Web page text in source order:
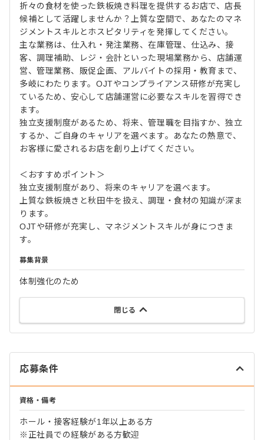
折々の食材を使った鉄板焼き料理を提供するお店で、店長
候補として活躍しませんか？上質な空間で、あなたのマネ
ジメントスキルとホスピタリティを発揮してください。
主な業務は、仕入れ・発注業務、在庫管理、仕込み、接
客、調理補助、レジ・会計といった現場業務から、店舗運
営、管理業務、販促企画、アルバイトの採用・教育まで、
多岐にわたります。OJTやコンプライアンス研修が充実し
ているため、安心して店舗運営に必要なスキルを習得でき
ます。
独立支援制度があるため、将来、管理職を目指すか、独立
するか、ご自身のキャリアを選べます。あなたの熱意で、
お客様に愛されるお店を創り上げてください。
＜おすすめポイント＞
独立支援制度があり、将来のキャリアを選べます。
上質な鉄板焼きと秋田牛を扱え、調理・食材の知識が深ま
ります。
OJTや研修が充実し、マネジメントスキルが身につきま
す。
募集背景
体制強化のため
閉じる
応募条件
資格・備考
ホール・接客経験が1年以上ある方
※正社員での経験がある方歓迎